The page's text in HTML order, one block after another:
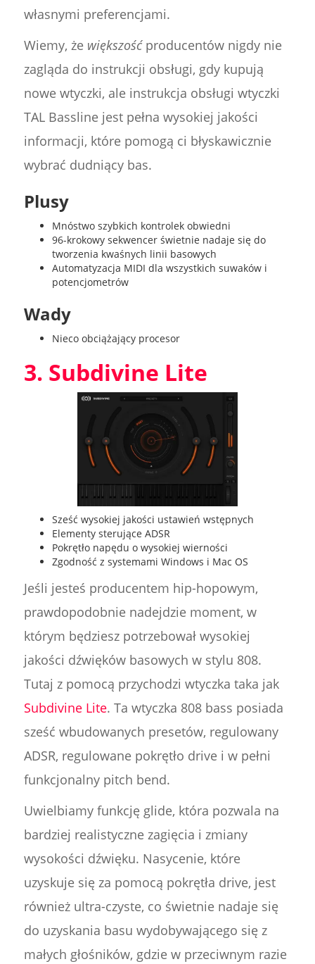
własnymi preferencjami.
Wiemy, że większośćproducentów nigdy nie
zagląda do instrukcji obsługi, gdy kupują
nowe wtyczki, ale instrukcja obsługi wtyczki
TAL Bassline jest pełna wysokiej jakości
informacji, które pomogą ci błyskawicznie
wybrać dudniący bas.
Plusy
Mnóstwo szybkich kontrolek obwiedni
96-krokowy sekwencer świetnie nadaje się do
tworzenia kwaśnych linii basowych
Automatyzacja MIDI dla wszystkich suwaków i
potencjometrów
Wady
Nieco obciążający procesor
3. Subdivine Lite
Sześć wysokiej jakości ustawień wstępnych
Elementy sterujące ADSR
Pokrętło napędu o wysokiej wierności
Zgodność z systemami Windows i Mac OS
Jeśli jesteś producentem hip-hopowym,
prawdopodobnie nadejdzie moment, w
którym będziesz potrzebował wysokiej
jakości dźwięków basowych w stylu 808.
Tutaj z pomocą przychodzi wtyczka taka jak
Subdivine Lite. Ta wtyczka 808 bass posiada
sześć wbudowanych presetów, regulowany
ADSR, regulowane pokrętło drive i w pełni
funkcjonalny pitch bend.
Uwielbiamy funkcję glide, która pozwala na
bardziej realistyczne zagięcia i zmiany
wysokości dźwięku. Nasycenie, które
uzyskuje się za pomocą pokrętła drive, jest
również ultra-czyste, co świetnie nadaje się
do uzyskania basu wydobywającego się z
małych głośników, gdzie w przeciwnym razie